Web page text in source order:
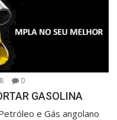
0
GASOLINA
e Gás angolano